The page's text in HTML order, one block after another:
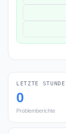
LETZTE STUNDE
0
Problemberichte